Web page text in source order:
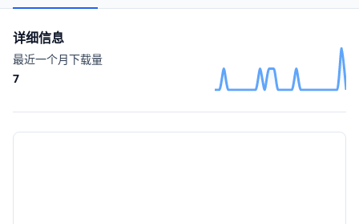
详细信息
最近一个月下载量
7